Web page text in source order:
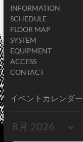
INFORMATION
SCHEDULE
FLOOR MAP
SYSTEM
EQUIPMENT
ACCESS
CONTACT
イベントカレンダー